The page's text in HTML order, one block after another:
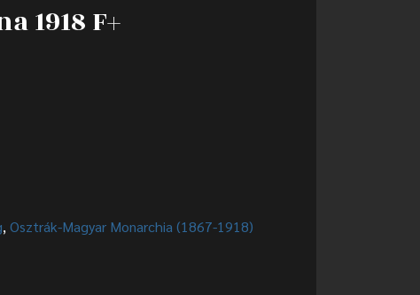
1918 F+
,Osztrák-Magyar Monarchia (1867-1918)